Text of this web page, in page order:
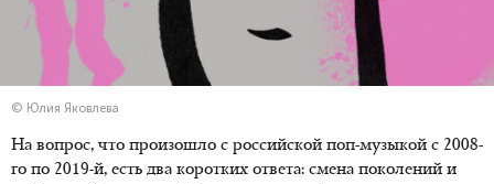
© Юлия Яковлева
На вопрос, что произошло с российской поп-музыкой с 2008-
го по 2019-й, есть два коротких ответа: смена поколений и